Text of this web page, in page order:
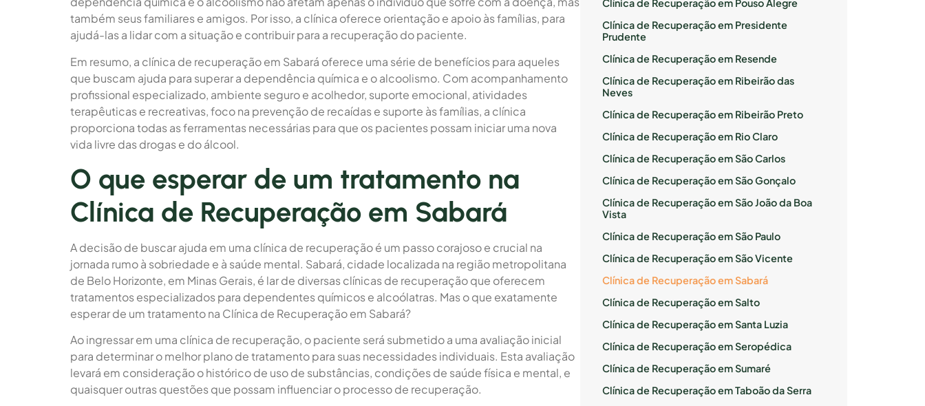
também seus familiares e amigos. Por isso, a clínica oferece orientação e apoio às famílias, para
ajudá-las a lidar com a situação e contribuir para a recuperação do paciente.
Em resumo, a clínica de recuperação em Sabará oferece uma série de benefícios para aqueles
que buscam ajuda para superar a dependência química e o alcoolismo. Com acompanhamento
profissional especializado, ambiente seguro e acolhedor, suporte emocional, atividades
terapêuticas e recreativas, foco na prevenção de recaídas e suporte às famílias, a clínica
proporciona todas as ferramentas necessárias para que os pacientes possam iniciar uma nova
vida livre das drogas e do álcool.
O que esperar de um tratamento na
Clínica de Recuperação em Sabará
A decisão de buscar ajuda em uma clínica de recuperação é um passo corajoso e crucial na
jornada rumo à sobriedade e à saúde mental. Sabará, cidade localizada na região metropolitana
de Belo Horizonte, em Minas Gerais, é lar de diversas clínicas de recuperação que oferecem
tratamentos especializados para dependentes químicos e alcoólatras. Mas o que exatamente
esperar de um tratamento na Clínica de Recuperação em Sabará?
Ao ingressar em uma clínica de recuperação, o paciente será submetido a uma avaliação inicial
para determinar o melhor plano de tratamento para suas necessidades individuais. Esta avaliação
levará em consideração o histórico de uso de substâncias, condições de saúde física e mental, e
quaisquer outras questões que possam influenciar o processo de recuperação.
Clínica de Recuperação em Pouso Alegre
Clínica de Recuperação em Presidente
Prudente
Clínica de Recuperação em Resende
Clínica de Recuperação em Ribeirão das
Neves
Clínica de Recuperação em Ribeirão Preto
Clínica de Recuperação em Rio Claro
Clínica de Recuperação em São Carlos
Clínica de Recuperação em São Gonçalo
Clínica de Recuperação em São João da Boa
Vista
Clínica de Recuperação em São Paulo
Clínica de Recuperação em São Vicente
Clínica de Recuperação em Sabará
Clínica de Recuperação em Salto
Clínica de Recuperação em Santa Luzia
Clínica de Recuperação em Seropédica
Clínica de Recuperação em Sumaré
Clínica de Recuperação em Taboão da Serra